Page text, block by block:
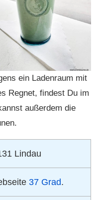
ein Ladenraum mit
Regnet, findest Du im
außerdem die
Lindau
37 Grad.